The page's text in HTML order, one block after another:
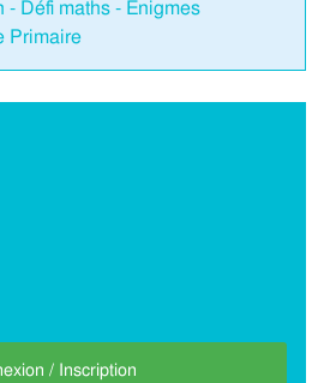
- Défi maths - Enigmes
Primaire
/ Inscription